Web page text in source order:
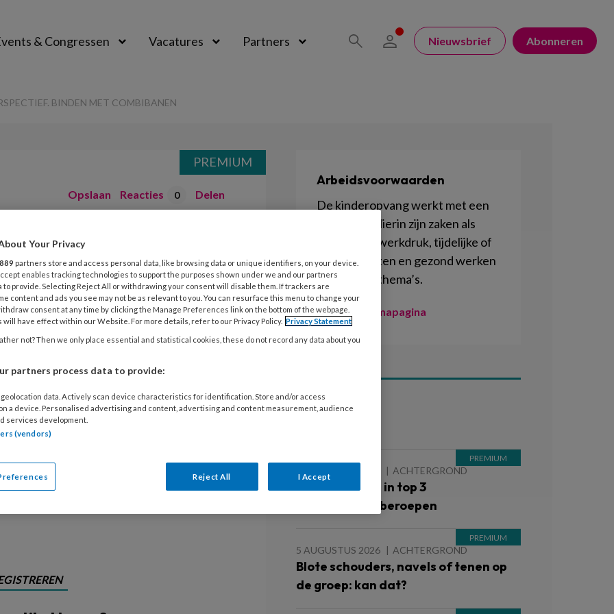
& Congressen Vacatures Partners Nieuwsbrief Abonneren
BINDEN MET COMBIBANEN
Opslaan Reacties 0 Delen
wil je graag je personeel aan je
centraal.
creëert al lang combi- banen en
opleiding voor kindcentrum-
Werkt! ondersteunt deze
informatie. Bzzzonder creëert
voor bso-krachten.
PREMIUM
Arbeidsvoorwaarden
De kinderopvang werkt met een
eigen cao. Hierin zijn zaken als
salariëring, werkdruk, tijdelijke of
flexcontracten en gezond werken
belangrijke thema’s.
Naar de themapagina
Lees ook
ACHTERGROND
Kinderopvang in top 3
ziekteverzuimberoepen
5 AUGUSTUS 2026 ACHTERGROND
Blote schouders, navels of tenen op
de groep: kan dat?
Your Privacy
889 partners store and access personal data, like browsing data or unique identifiers, on your device.
enables tracking technologies to support the purposes shown under we and our partners
to provide. Selecting Reject All or withdrawing your consent will disable them. If trackers are
content and ads you see may not be as relevant to you. You can resurface this menu to change your
consent at any time by clicking the Manage Preferences link on the bottom of the webpage.
will have effect within our Website. For more details, refer to our Privacy Policy. Privacy Statement
not? Then we only place essential and statistical cookies, these do not record any data about you
partners process data to provide:
data. Actively scan device characteristics for identification. Store and/or access
a device. Personalised advertising and content, advertising and content measurement, audience
services development.
(vendors)
Reject All I Accept